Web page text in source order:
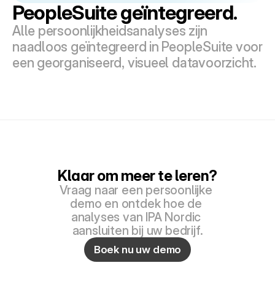
PeopleSuite geïntegreerd.
Alle persoonlijkheidsanalyses zijn
naadloos geïntegreerd in PeopleSuite voor
een georganiseerd, visueel datavoorzicht.
Klaar om meer te leren?
Vraag naar een persoonlijke
demo en ontdek hoe de
analyses van IPA Nordic
aansluiten bij uw bedrijf.
Boek nu uw demo